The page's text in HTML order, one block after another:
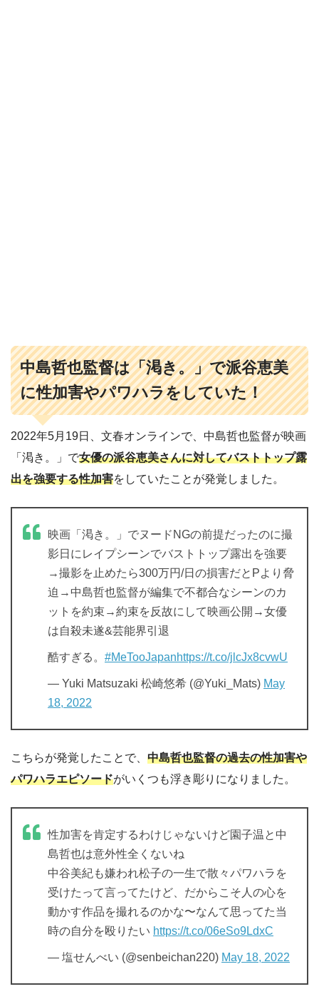
中島哲也監督は「渇き。」で派谷恵美
に性加害やパワハラをしていた！
2022年5月19日、文春オンラインで、中島哲也監督が映画
「渇き。」で女優の派谷恵美さんに対してバストトップ露
出を強要する性加害をしていたことが発覚しました。
映画「渇き。」でヌードNGの前提だったのに撮
影日にレイプシーンでバストトップ露出を強要
→撮影を止めたら300万円/日の損害だとPより脅
迫→中島哲也監督が編集で不都合なシーンのカ
ットを約束→約束を反故にして映画公開→女優
は自殺未遂&芸能界引退
酷すぎる。 #MeTooJapanhttps://t.co/jlcJx8cvwU
— Yuki Matsuzaki 松崎悠希 (@Yuki_Mats) May
18, 2022
こちらが発覚したことで、 中島哲也監督の過去の性加害や
パワハラエピソードがいくつも浮き彫りになりました。
性加害を肯定するわけじゃないけど園子温と中
島哲也は意外性全くないね
中谷美紀も嫌われ松子の一生で散々パワハラを
受けたって言ってたけど、だからこそ人の心を
動かす作品を撮れるのかな〜なんて思ってた当
時の自分を殴りたい https://t.co/06eSo9LdxC
— 塩せんべい (@senbeichan220) May 18, 2022